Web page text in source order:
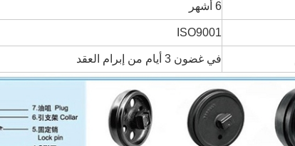
6 أشهر
ISO9001
في غضون 3 أيام من إبرام العقد